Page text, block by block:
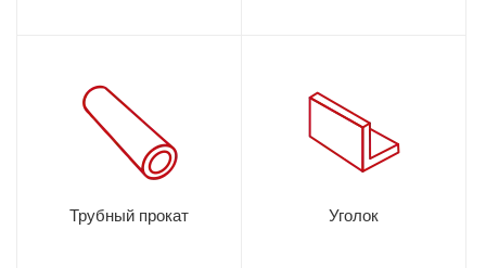
Трубный прокат Уголок